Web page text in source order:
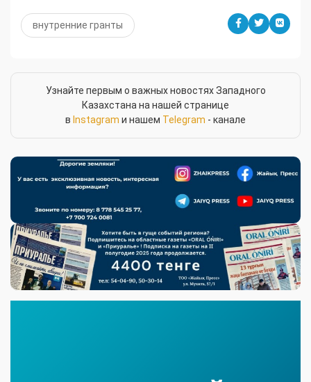
внутренние гранты
Узнайте первым о важных новостях Западного
Казахстана на нашей странице
в Instagram и нашем Telegram - канале